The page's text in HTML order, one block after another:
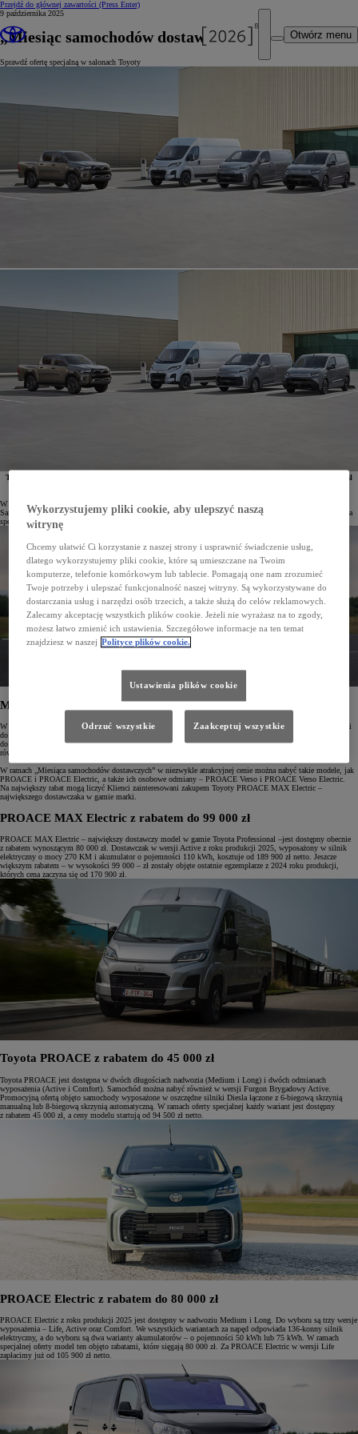
Przejdź do głównej zawartości (Press Enter)
Otwórz menu
9 października 2025
„Miesiąc samochodów dostawczych“
Sprawdź ofertę specjalną w salonach Toyoty
Toyota rozpoczęła „Miesiąc samochodów dostawczych”. Wybrane modele z gamy Toyota Professional
W wyspecjalizowanych stacjach Toyota Professional i salonach Toyoty w Polsce przez trwa „Miesiąc
Samochodów Dostawczych”. W ramach tego wydarzenia pełna gama dostawczych modeli marki została objęta
specjalną ofertą, a wybrane wersje i konfiguracje – wysokimi rabatami.
Modele z rodziny Toyota Professional w ofercie specjalnej
W październiku wybrane modele z rodziny Toyota Professional zostały objęte wysokimi rabatami sięgającymi
do 99 000 zł. Dodatkowo wszystkie dostawcze samochody Toyoty posiadają Gwarancję PRO na 3 lata lub
do 1 000 000 km (co pierwsze nastąpi), która obowiązuje również na zabudowy. Klienci mogą skorzystać
również z atrakcyjnych warunków finansowania w ramach Leasingu KINTO One.
W ramach „Miesiąca samochodów dostawczych” w niezwykle atrakcyjnej cenie można nabyć takie modele, jak
PROACE i PROACE Electric, a także ich osobowe odmiany – PROACE Verso i PROACE Verso Electric.
Na największy rabat mogą liczyć Klienci zainteresowani zakupem Toyoty PROACE MAX Electric –
największego dostawczaka w gamie marki.
PROACE MAX Electric z rabatem do 99 000 zł
PROACE MAX Electric – największy dostawczy model w gamie Toyota Professional –jest dostępny obecnie
z rabatem wynoszącym 80 000 zł. Dostawczak w wersji Active z roku produkcji 2025, wyposażony w silnik
elektryczny o mocy 270 KM i akumulator o pojemności 110 kWh, kosztuje od 189 900 zł netto. Jeszcze
większym rabatem – w wysokości 99 000 – zł zostały objęte ostatnie egzemplarze z 2024 roku produkcji,
których cena zaczyna się od 170 900 zł.
Toyota PROACE z rabatem do 45 000 zł
Toyota PROACE jest dostępna w dwóch długościach nadwozia (Medium i Long) i dwóch odmianach
wyposażenia (Active i Comfort). Samochód można nabyć również w wersji Furgon Brygadowy Active.
Promocyjną ofertą objęto samochody wyposażone w oszczędne silniki Diesla łączone z 6-biegową skrzynią
manualną lub 8-biegową skrzynią automatyczną. W ramach oferty specjalnej każdy wariant jest dostępny
z rabatem 45 000 zł, a ceny modelu startują od 94 500 zł netto.
PROACE Electric z rabatem do 80 000 zł
PROACE Electric z roku produkcji 2025 jest dostępny w nadwoziu Medium i Long. Do wyboru są trzy wersje
wyposażenia – Life, Active oraz Comfort. We wszystkich wariantach za napęd odpowiada 136-konny silnik
elektryczny, a do wyboru są dwa warianty akumulatorów – o pojemności 50 kWh lub 75 kWh. W ramach
specjalnej oferty model ten objęto rabatami, które sięgają 80 000 zł. Za PROACE Electric w wersji Life
zapłacimy już od 105 900 zł netto.
Wykorzystujemy pliki cookie, aby ulepszyć naszą
witrynę
Chcemy ułatwić Ci korzystanie z naszej strony i usprawnić świadczenie usług,
dlatego wykorzystujemy pliki cookie, które są umieszczane na Twoim
komputerze, telefonie komórkowym lub tablecie. Pomagają one nam zrozumieć
Twoje potrzeby i ulepszać funkcjonalność naszej witryny. Są wykorzystywane do
dostarczania usług i narzędzi osób trzecich, a także służą do celów reklamowych.
Zalecamy akceptację wszystkich plików cookie. Jeżeli nie wyrażasz na to zgody,
możesz łatwo zmienić ich ustawienia. Szczegółowe informacje na ten temat
znajdziesz w naszej Polityce plików cookie.
Ustawienia plików cookie
Odrzuć wszystkie Zaakceptuj wszystkie